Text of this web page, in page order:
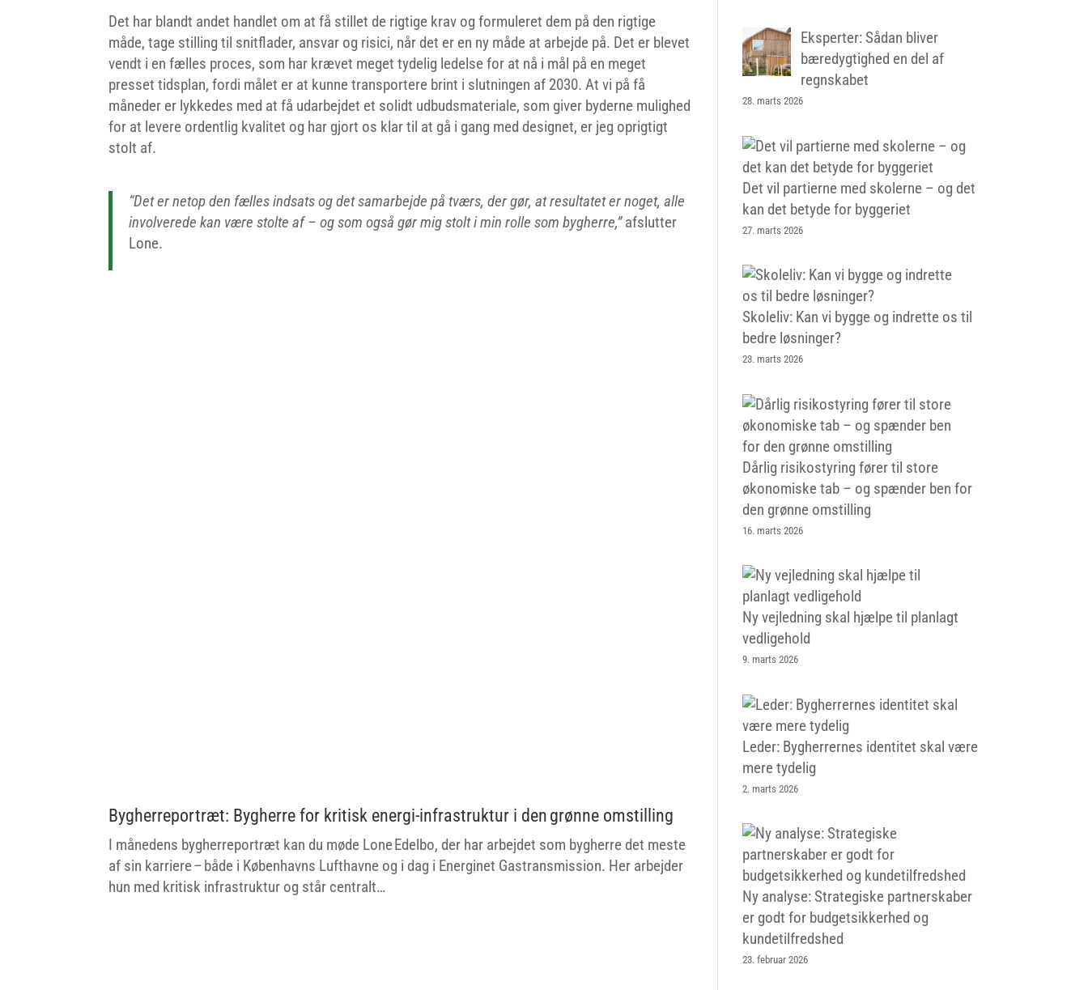
Det har blandt andet handlet om at få stillet de rigtige krav og formuleret dem på den rigtige
måde, tage stilling til snitflader, ansvar og risici, når det er en ny måde at arbejde på. Det er blevet
vendt i en fælles proces, som har krævet meget tydelig ledelse for at nå i mål på en meget
presset tidsplan, fordi målet er at kunne transportere brint i slutningen af 2030. At vi på få
måneder er lykkedes med at få udarbejdet et solidt udbudsmateriale, som giver byderne mulighed
for at levere ordentlig kvalitet og har gjort os klar til at gå i gang med designet, er jeg oprigtigt
stolt af.
“Det er netop den fælles indsats og det samarbejde på tværs, der gør, at resultatet er noget, alle
involverede kan være stolte af – og som også gør mig stolt i min rolle som bygherre,”afslutter
Lone.
Bygherreportræt: Bygherre for kritisk energi-infrastruktur i den grønne omstilling
I månedens bygherreportræt kan du møde Lone Edelbo, der har arbejdet som bygherre det meste
af sin karriere – både i Københavns Lufthavne og i dag i Energinet Gastransmission. Her arbejder
hun med kritisk infrastruktur og står centralt…
Eksperter: Sådan bliver
bæredygtighed en del af
regnskabet
28. marts 2026
Det vil partierne med skolerne – og det
kan det betyde for byggeriet
27. marts 2026
Skoleliv: Kan vi bygge og indrette os til
bedre løsninger?
23. marts 2026
Dårlig risikostyring fører til store
økonomiske tab – og spænder ben for
den grønne omstilling
16. marts 2026
Ny vejledning skal hjælpe til planlagt
vedligehold
9. marts 2026
Leder: Bygherrernes identitet skal være
mere tydelig
2. marts 2026
Ny analyse: Strategiske partnerskaber
er godt for budgetsikkerhed og
kundetilfredshed
23. februar 2026